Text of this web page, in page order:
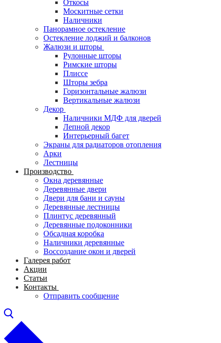
Откосы
Москитные сетки
Наличники
Панорамное остекление
Остекление лоджий и балконов
Жалюзи и шторы
Рулонные шторы
Римские шторы
Плиссе
Шторы зебра
Горизонтальные жалюзи
Вертикальные жалюзи
Декор
Наличники МДФ для дверей
Лепной декор
Интерьерный багет
Экраны для радиаторов отопления
Арки
Лестницы
Производство
Окна деревянные
Деревянные двери
Двери для бани и сауны
Деревянные лестницы
Плинтус деревянный
Деревянные подоконники
Обсадная коробка
Наличники деревянные
Воссоздание окон и дверей
Галерея работ
Акции
Статьи
Контакты
Отправить сообщение